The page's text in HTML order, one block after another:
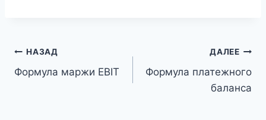
Навигация
по
НАЗАД
Формула маржи EBIT
ДАЛЕЕ
Формула платежного
баланса